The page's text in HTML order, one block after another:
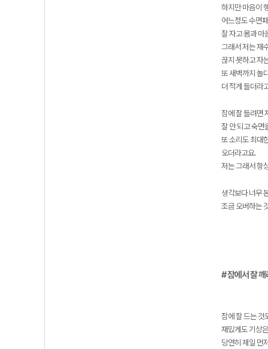
하지만 마음이
어느정도 수면
잘 자고 몸과 마
그래서 저는 재
끊지 못하고 자
또 새벽까지 놀
더 적게 들더라
잠에 잘 들려면
잘 안 되고 숙면
또 소리도 최대
오더라고요.
저는 그래서 항
생각보다 너무
조금 오버하는
# 잠에서 잘
잠에 잘 드는 것
재밌게도 기상
당연히 제일 먼